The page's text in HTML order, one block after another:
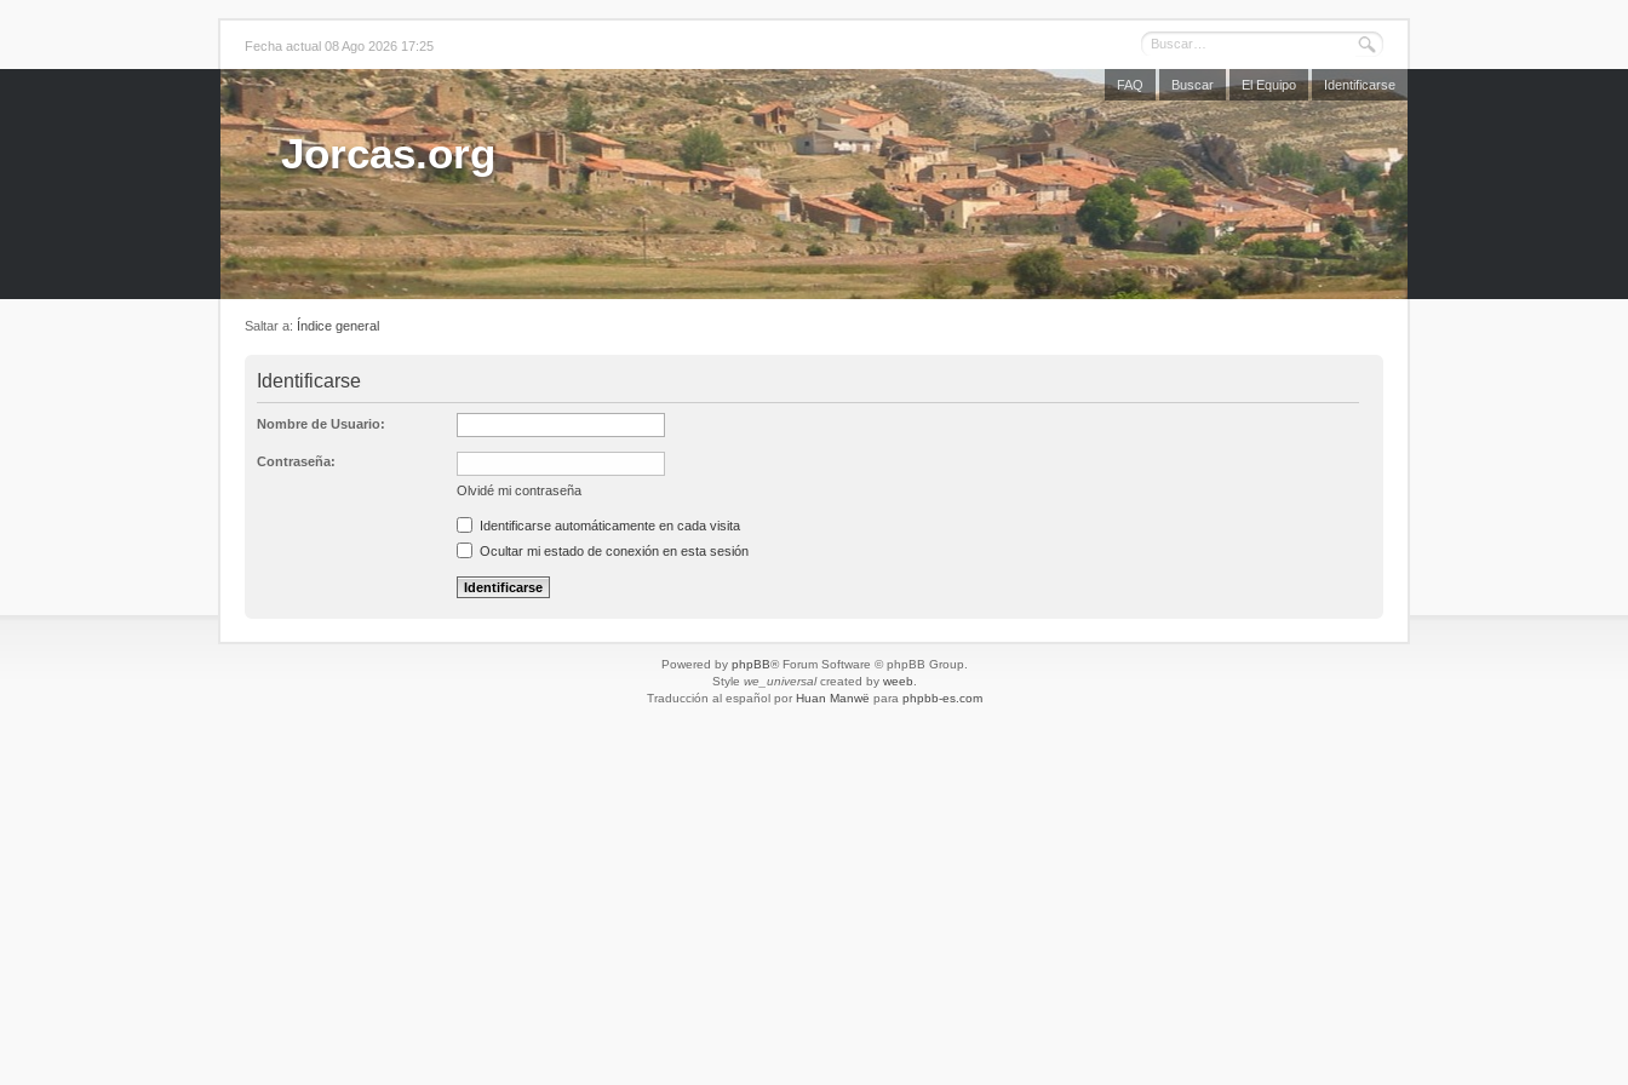
Fecha actual 08 Ago 2026 17:25
FAQ Buscar El Equipo Identificarse
Jorcas.org
Saltar a: Índice general
Identificarse
Nombre de Usuario:
Contraseña:
Olvidé mi contraseña
Identificarse automáticamente en cada visita
Ocultar mi estado de conexión en esta sesión
Powered by phpBB® Forum Software © phpBB Group.
Style we_universalcreated by weeb
Traducción al español por Huan Manwë para phpbb-es.com